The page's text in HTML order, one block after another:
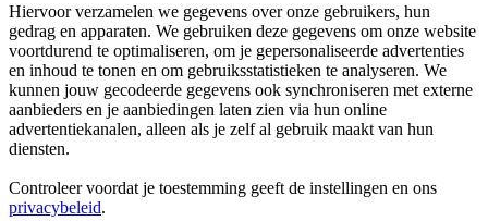
Hiervoor verzamelen we gegevens over onze gebruikers, hun
gedrag en apparaten. We gebruiken deze gegevens om onze website
voortdurend te optimaliseren, om je gepersonaliseerde advertenties
en inhoud te tonen en om gebruiksstatistieken te analyseren. We
kunnen jouw gecodeerde gegevens ook synchroniseren met externe
aanbieders en je aanbiedingen laten zien via hun online
advertentiekanalen, alleen als je zelf al gebruik maakt van hun
diensten.
Controleer voordat je toestemming geeft de instellingen en ons
privacybeleid.